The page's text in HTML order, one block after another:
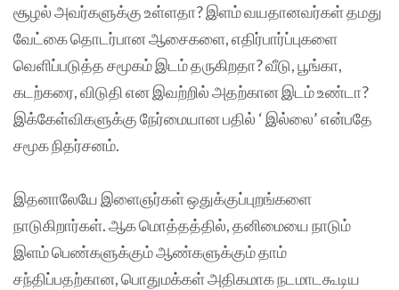
சூழல் அவர்களுக்கு உள்ளதா? இளம் வயதானவர்கள் தமது
வேட்கை தொடர்பான ஆசைகளை, எதிர்பார்ப்புகளை
வெளிப்படுத்த சமூகம் இடம் தருகிறதா? வீடு, பூங்கா,
கடற்கரை, விடுதி என இவற்றில் அதற்கான இடம் உண்டா?
இக்கேள்விகளுக்கு நேர்மையான பதில் ‘ இல்லை’ என்பதே
சமூக நிதர்சனம்.
இதனாலேயே இளைஞர்கள் ஒதுக்குப்புறங்களை
நாடுகிறார்கள். ஆக மொத்தத்தில், தனிமையை நாடும்
இளம் பெண்களுக்கும் ஆண்களுக்கும் தாம்
சந்திப்பதற்கான, பொதுமக்கள் அதிகமாக நடமாடகூடிய